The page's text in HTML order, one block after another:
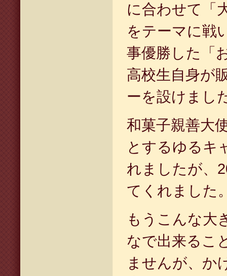
に合わせて「
をテーマに戦
事優勝した「
高校生自身が
ーを設けまし
和菓子親善大
とするゆるキ
れましたが、
てくれました
もうこんな大
なで出来るこ
ませんが、か